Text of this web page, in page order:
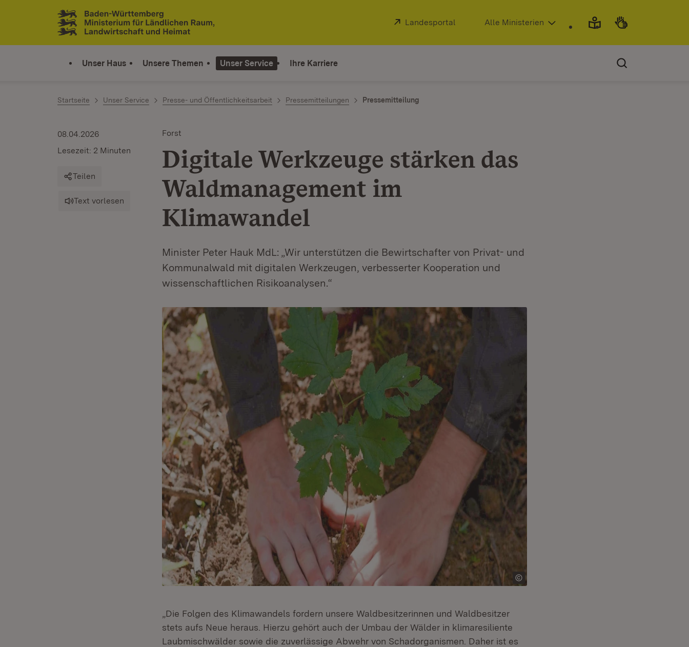
Zum Inhalt springen
Link zur Startseite
Extern:
Landesportal (Öffnet in neuem Fenster)
Alle Ministerien
Unser Haus Unsere Themen Unser Service Ihre Karriere
Startseite Unser Service Presse- und Öffentlichkeitsarbeit Pressemitteilungen Pressemitteilung
Forst
Digitale Werkzeuge stärken das
Waldmanagement im
Klimawandel
Minister Peter Hauk MdL: „Wir unterstützen die Bewirtschafter von Privat- und
Kommunalwald mit digitalen Werkzeugen, verbesserter Kooperation und
wissenschaftlichen Risikoanalysen.“
08.04.2026
Lesezeit: 2 Minuten
Teilen
Text vorlesen
„Die Folgen des Klimawandels fordern unsere Waldbesitzerinnen und Waldbesitzer
stets aufs Neue heraus. Hierzu gehört auch der Umbau der Wälder in klimaresiliente
Laubmischwälder sowie die zuverlässige Abwehr von Schadorganismen. Daher ist es